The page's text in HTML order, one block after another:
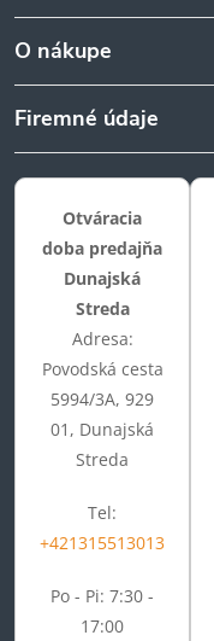
O nákupe
Firemné údaje
Otváracia
doba predajňa
Dunajská
Streda
Adresa:
Povodská cesta
5994/3A, 929
01, Dunajská
Streda
Tel:
+421315513013
Po - Pi: 7:30 -
17:00